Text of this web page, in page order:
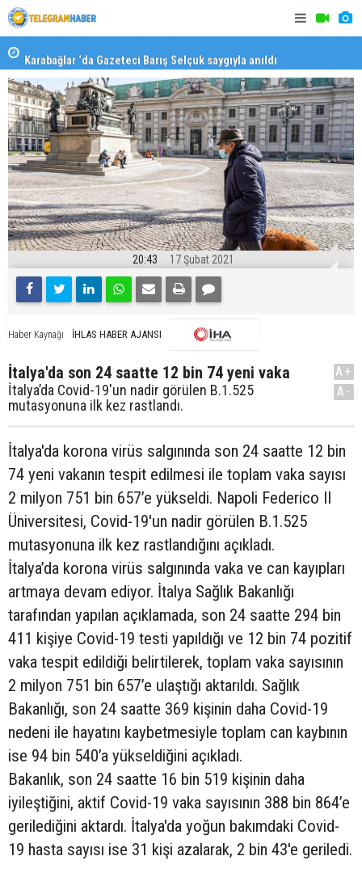
Karabağlar ‘da Gazeteci Barış Selçuk saygıyla anıldı
20:43 17 Şubat 2021
Haber Kaynağı İHLAS HABER AJANSI
İtalya'da son 24 saatte 12 bin 74 yeni vaka
İtalya’da Covid-19'un nadir görülen B.1.525
mutasyonuna ilk kez rastlandı.
A+
A-
İtalya'da korona virüs salgınında son 24 saatte 12 bin
74 yeni vakanın tespit edilmesi ile toplam vaka sayısı
2 milyon 751 bin 657’e yükseldi. Napoli Federico II
Üniversitesi, Covid-19'un nadir görülen B.1.525
mutasyonuna ilk kez rastlandığını açıkladı.
İtalya’da korona virüs salgınında vaka ve can kayıpları
artmaya devam ediyor. İtalya Sağlık Bakanlığı
tarafından yapılan açıklamada, son 24 saatte 294 bin
411 kişiye Covid-19 testi yapıldığı ve 12 bin 74 pozitif
vaka tespit edildiği belirtilerek, toplam vaka sayısının
2 milyon 751 bin 657’e ulaştığı aktarıldı. Sağlık
Bakanlığı, son 24 saatte 369 kişinin daha Covid-19
nedeni ile hayatını kaybetmesiyle toplam can kaybının
ise 94 bin 540’a yükseldiğini açıkladı.
Bakanlık, son 24 saatte 16 bin 519 kişinin daha
iyileştiğini, aktif Covid-19 vaka sayısının 388 bin 864’e
gerilediğini aktardı. İtalya'da yoğun bakımdaki Covid-
19 hasta sayısı ise 31 kişi azalarak, 2 bin 43'e geriledi.